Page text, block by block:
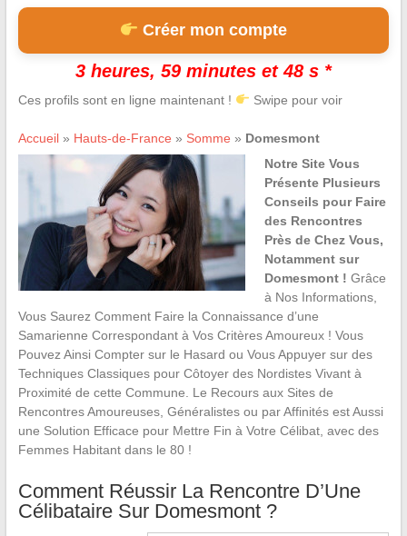
Créer mon compte
3 heures, 59 minutes et 47 s *
Ces profils sont en ligne maintenant ! Swipe pour voir
Accueil» Hauts-de-France » Somme » Domesmont
Notre Site Vous
Présente Plusieurs
Conseils pour Faire
des Rencontres
Près de Chez Vous,
Notamment sur
Domesmont ! Grâce
à Nos Informations,
Vous Saurez Comment Faire la Connaissance d’une
Samarienne Correspondant à Vos Critères Amoureux ! Vous
Pouvez Ainsi Compter sur le Hasard ou Vous Appuyer sur des
Techniques Classiques pour Côtoyer des Nordistes Vivant à
Proximité de cette Commune. Le Recours aux Sites de
Rencontres Amoureuses, Généralistes ou par Affinités est Aussi
une Solution Efficace pour Mettre Fin à Votre Célibat, avec des
Femmes Habitant dans le 80 !
Comment Réussir La Rencontre D’Une
Célibataire Sur Domesmont ?